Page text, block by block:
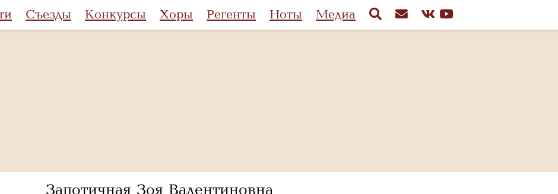
Съезды Конкурсы Хоры Регенты Ноты Медиа
Запотичная Зоя Валентиновна